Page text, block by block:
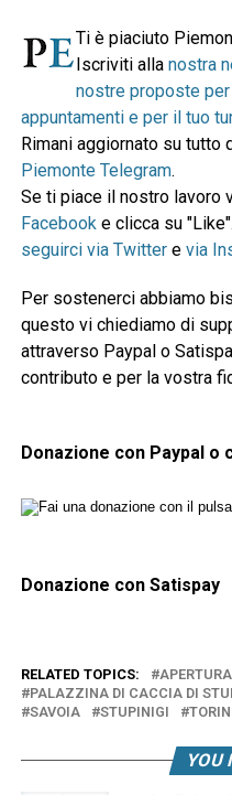
Ti è piaciuto
Iscriviti alla nostra
nostre proposte
appuntamenti e per il tuo
Rimani aggiornato su tutto
Piemonte Telegram.
Se ti piace il nostro lavoro
Facebooke clicca su
seguirci via Twittere via
Per sostenerci abbiamo
questo vi chiediamo di
attraverso Paypal o
contributo e per la vostra
Donazione con Paypal o
Donazione con Satispay
RELATED TOPICS:
APERTURA
PALAZZINA DI CACCIA DI
SAVOIA
STUPINIGI
YOU